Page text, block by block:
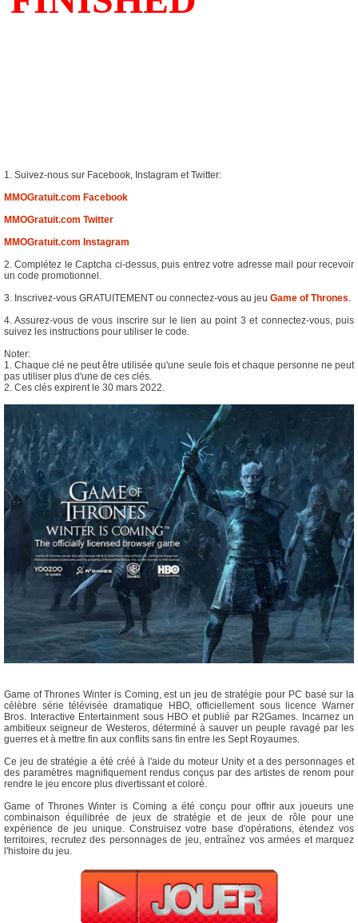
1. Suivez-nous sur Facebook, Instagram et Twitter:
MMOGratuit.com Facebook
MMOGratuit.com Twitter
MMOGratuit.com Instagram
2. Complétez le Captcha ci-dessus, puis entrez votre adresse mail pour recevoir
un code promotionnel.
3. Inscrivez-vous GRATUITEMENT ou connectez-vous au jeu Game of Thrones.
4. Assurez-vous de vous inscrire sur le lien au point 3 et connectez-vous, puis
suivez les instructions pour utiliser le code.
Noter:
1. Chaque clé ne peut être utilisée qu'une seule fois et chaque personne ne peut
pas utiliser plus d'une de ces clés.
2. Ces clés expirent le 30 mars 2022.
Game of Thrones Winter is Coming, est un jeu de stratégie pour PC basé sur la
célèbre série télévisée dramatique HBO, officiellement sous licence Warner
Bros. Interactive Entertainment sous HBO et publié par R2Games. Incarnez un
ambitieux seigneur de Westeros, déterminé à sauver un peuple ravagé par les
guerres et à mettre fin aux conflits sans fin entre les Sept Royaumes.
Ce jeu de stratégie a été créé à l'aide du moteur Unity et a des personnages et
des paramètres magnifiquement rendus conçus par des artistes de renom pour
rendre le jeu encore plus divertissant et coloré.
Game of Thrones Winter is Coming a été conçu pour offrir aux joueurs une
combinaison équilibrée de jeux de stratégie et de jeux de rôle pour une
expérience de jeu unique. Construisez votre base d'opérations, étendez vos
territoires, recrutez des personnages de jeu, entraînez vos armées et marquez
l'histoire du jeu.